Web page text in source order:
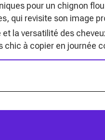
pour un chignon
qui revisite son image
la versatilité des
à copier en journée